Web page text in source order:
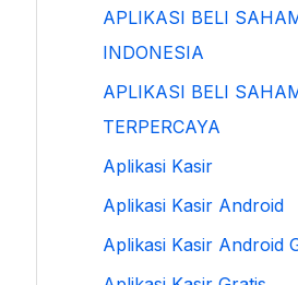
APLIKASI BELI
INDONESIA
APLIKASI BELI
TERPERCAYA
Aplikasi Kasir
Aplikasi Kasir Android
Aplikasi Kasir Android